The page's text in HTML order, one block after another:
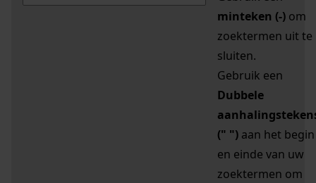
minteken (-) om
zoektermen uit te
sluiten.
Gebruik een
Dubbele
(" ") aan het begin
en einde van uw
zoektermen om